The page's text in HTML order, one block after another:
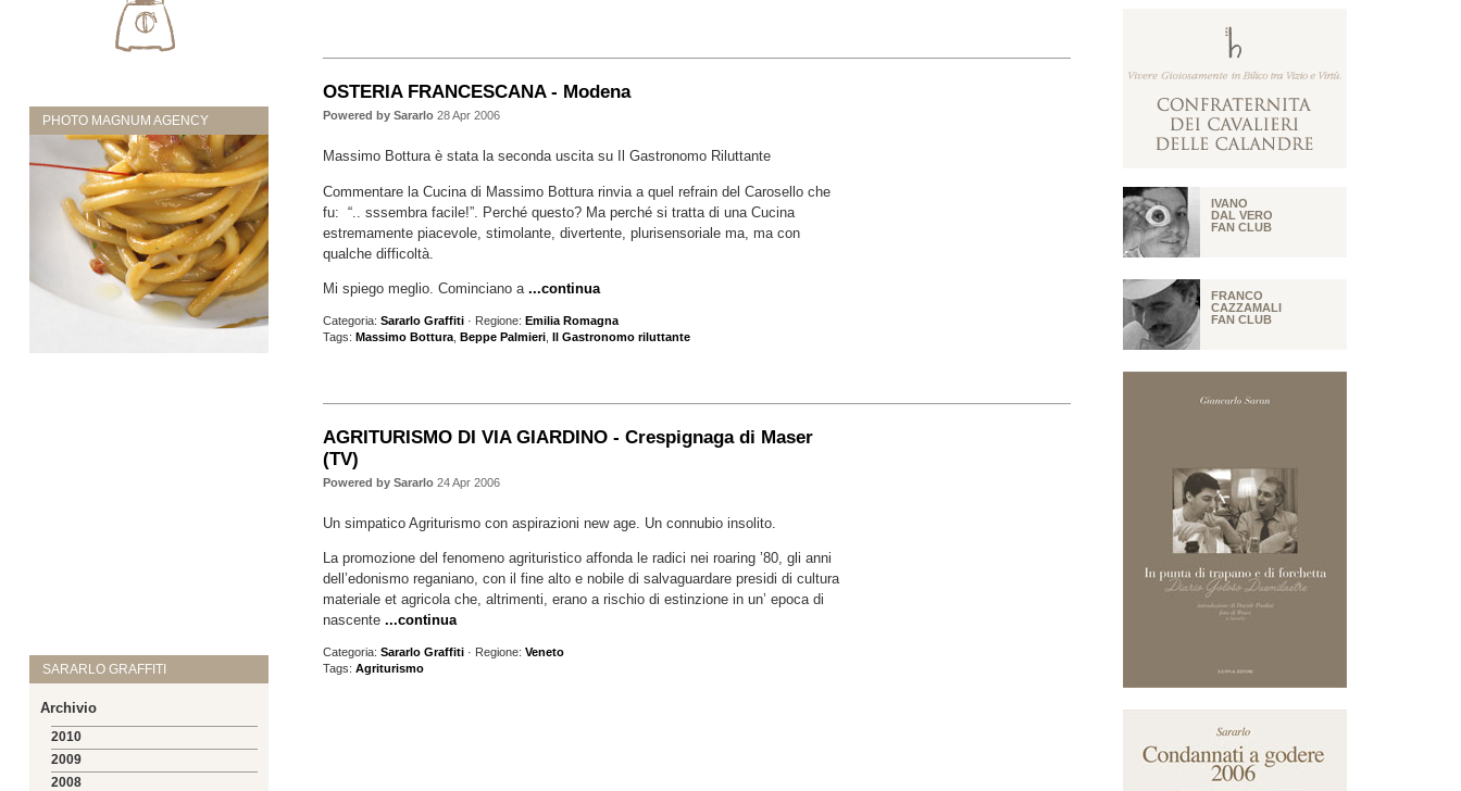
PHOTO MAGNUM AGENCY
SARARLO GRAFFITI
Archivio
2010
2009
2008
OSTERIA FRANCESCANA - Modena
Powered by Sararlo28 Apr 2006
Massimo Bottura è stata la seconda uscita su Il Gastronomo Riluttante
Commentare la Cucina di Massimo Bottura rinvia a quel refrain del Carosello che
fu: “.. sssembra facile!”. Perché questo? Ma perché si tratta di una Cucina
estremamente piacevole, stimolante, divertente, plurisensoriale ma, ma con
qualche difficoltà.
Mi spiego meglio. Cominciano a ...continua
Categoria: Sararlo Graffiti· Regione: Emilia Romagna
Tags: Massimo Bottura, Beppe Palmieri, Il Gastronomo riluttante
AGRITURISMO DI VIA GIARDINO - Crespignaga di Maser
(TV)
Powered by Sararlo24 Apr 2006
Un simpatico Agriturismo con aspirazioni new age. Un connubio insolito.
La promozione del fenomeno agrituristico affonda le radici nei roaring ’80, gli anni
dell’edonismo reganiano, con il fine alto e nobile di salvaguardare presidi di cultura
materiale et agricola che, altrimenti, erano a rischio di estinzione in un’ epoca di
nascente ...continua
Categoria: Sararlo Graffiti· Regione: Veneto
Tags: Agriturismo
IVANO
DAL VERO
FAN CLUB
FRANCO
CAZZAMALI
FAN CLUB